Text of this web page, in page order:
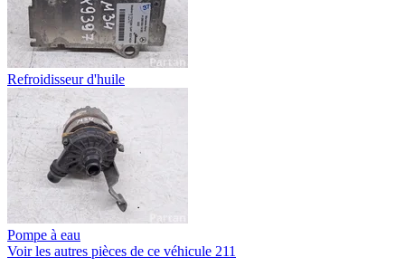
Refroidisseur d'huile
Pompe à eau
Voir les autres pièces de ce véhicule 211